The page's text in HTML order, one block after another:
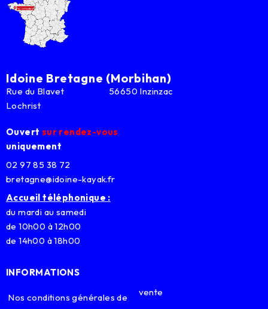
Idoine Bretagne (Morbihan)
Rue du Blavet 56650 Inzinzac
Lochrist
Ouvert sur rendez-vous
uniquement
02 97 85 38 72
bretagne@idoine-kayak.fr
Accueil téléphonique :
du mardi au samedi
de 10h00 à 12h00
de 14h00 à 18h00
INFORMATIONS
Nos conditions générales de vente